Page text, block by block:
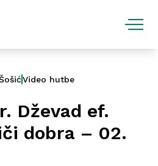
Video hutbe
Dževad ef.
dobra – 02.